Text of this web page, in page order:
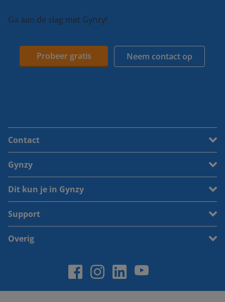
Ga aan de slag met Gynzy!
Probeer gratis Neem contact op
Contact
Gynzy
Dit kun je in Gynzy
Support
Overig